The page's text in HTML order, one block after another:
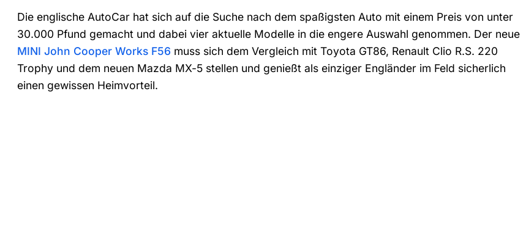
Die englische AutoCar hat sich auf die Suche nach dem spaßigsten Auto mit einem Preis von unter
30.000 Pfund gemacht und dabei vier aktuelle Modelle in die engere Auswahl genommen. Der neue
MINI John Cooper Works F56 muss sich dem Vergleich mit Toyota GT86, Renault Clio R.S. 220
Trophy und dem neuen Mazda MX-5 stellen und genießt als einziger Engländer im Feld sicherlich
einen gewissen Heimvorteil.